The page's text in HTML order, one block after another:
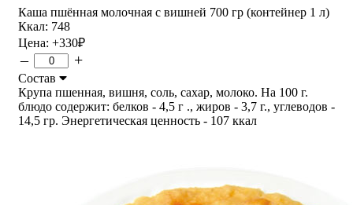
Каша пшённая молочная с вишней 700 гр (контейнер 1 л)
Ккал: 748
Цена: +330₽
– +
Состав
Крупа пшенная, вишня, соль, сахар, молоко. На 100 г.
блюдо содержит: белков - 4,5 г ., жиров - 3,7 г., углеводов -
14,5 гр. Энергетическая ценность - 107 ккал